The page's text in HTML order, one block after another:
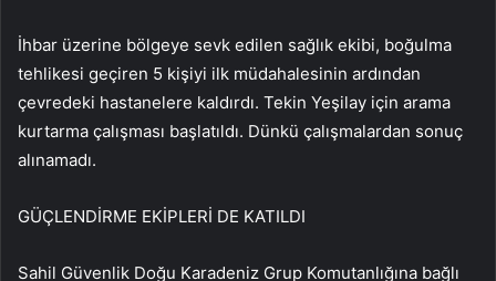
İhbar üzerine bölgeye sevk edilen sağlık ekibi, boğulma
tehlikesi geçiren 5 kişiyi ilk müdahalesinin ardından
çevredeki hastanelere kaldırdı. Tekin Yeşilay için arama
kurtarma çalışması başlatıldı. Dünkü çalışmalardan sonuç
alınamadı.
GÜÇLENDİRME EKİPLERİ DE KATILDI
Sahil Güvenlik Doğu Karadeniz Grup Komutanlığına bağlı